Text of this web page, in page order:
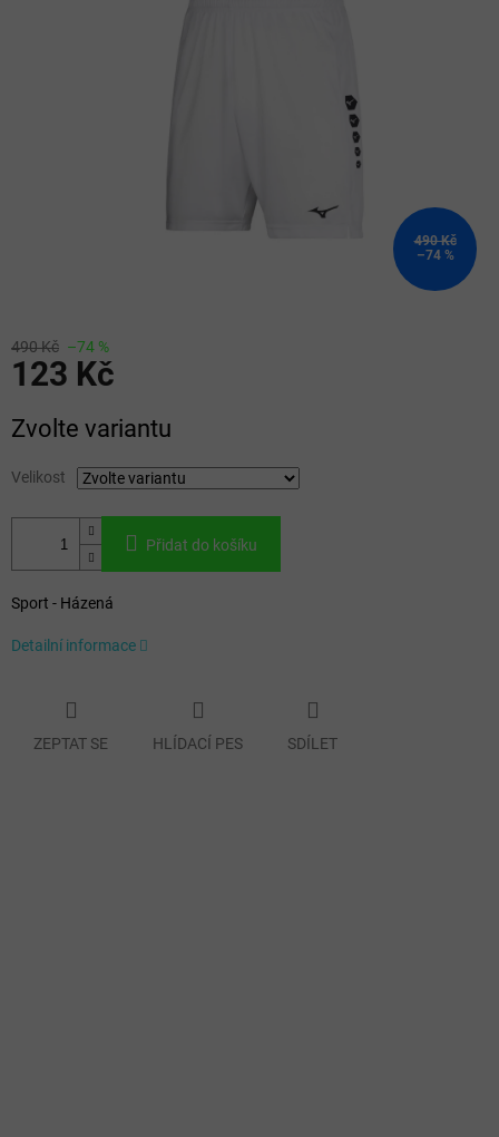
490 Kč
–74 %
490 Kč –74 %
123 Kč
cena:
Zvolte variantu
Velikost
Přidat do košíku
Sport - Házená
Detailní informace
ZEPTAT SE HLÍDACÍ PES SDÍLET